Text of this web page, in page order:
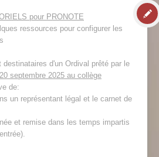
pour PRONOTE
ressources pour configurer les
destinataires d'un Ordival prêté par le
septembre 2025 au collège
de:
un représentant légal et le carnet de
et remise dans les temps impartis